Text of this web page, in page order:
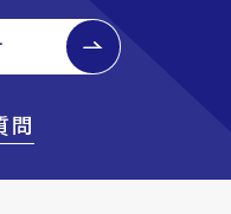
問